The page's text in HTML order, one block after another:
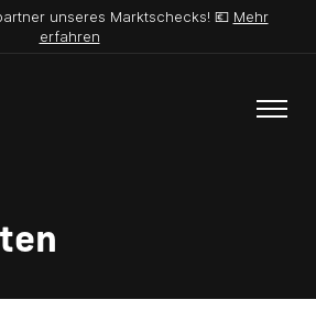
unseres Marktschecks! 💶 Mehr
erfahren